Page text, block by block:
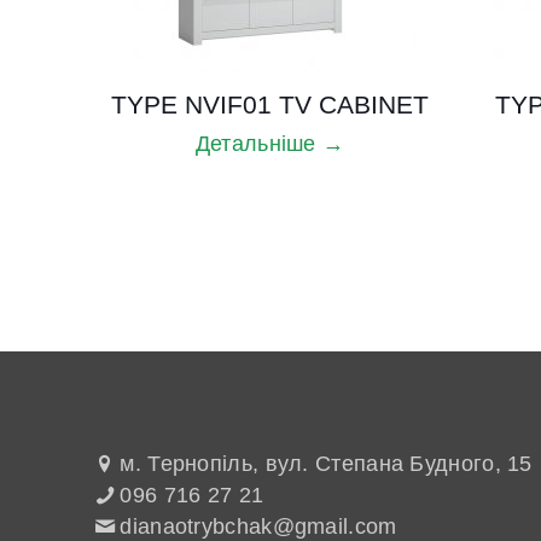
TYPE NVIF01 TV CABINET
Детальніше →
м. Тернопіль, вул. Степана Будного, 15
096 716 27 21
dianaotrybchak@gmail.com